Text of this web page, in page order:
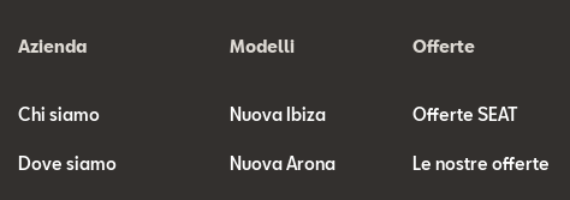
Azienda
Chi siamo
Dove siamo
Modelli
Nuova Ibiza
Nuova Arona
Offerte
Offerte SEAT
Le nostre offerte